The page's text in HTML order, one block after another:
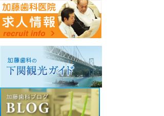
083-231-1182
info@kato.or.jp
Copyright c Kato Dental Clinic. All Right Reserved.